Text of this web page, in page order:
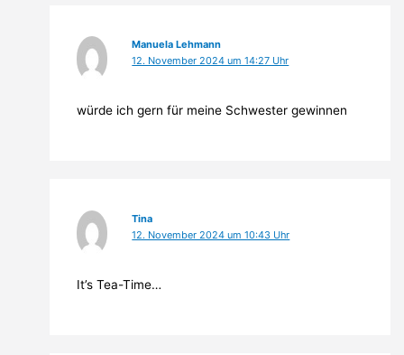
Manuela Lehmann
12. November 2024 um 14:27 Uhr
würde ich gern für meine Schwester gewinnen
Tina
12. November 2024 um 10:43 Uhr
It’s Tea-Time…